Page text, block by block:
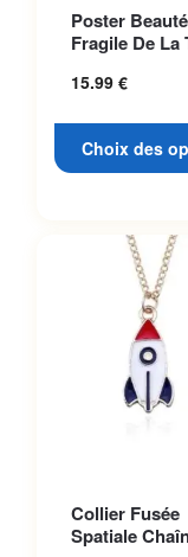
Poster Beauté
Fragile De La
15.99 €
Choix des
variations. Les
peuvent être
page du produit
Collier Fusée
Spatiale